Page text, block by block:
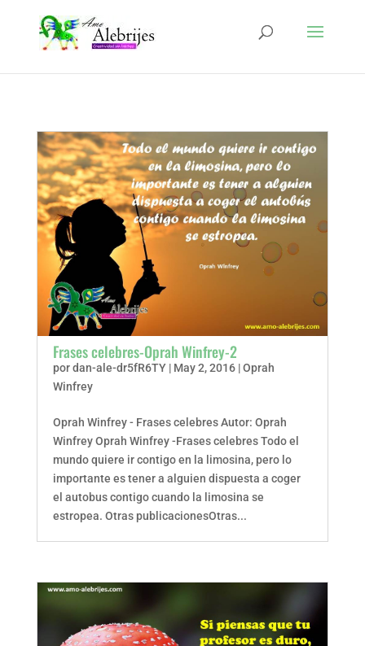
Frases celebres-Oprah Winfrey-2
pordan-ale-dr5fR6TY| May 2, 2016|Oprah
Winfrey
Oprah Winfrey - Frases celebres Autor: Oprah
Winfrey Oprah Winfrey -Frases celebres Todo el
mundo quiere ir contigo en la limosina, pero lo
importante es tener a alguien dispuesta a coger
el autobus contigo cuando la limosina se
estropea. Otras publicacionesOtras...